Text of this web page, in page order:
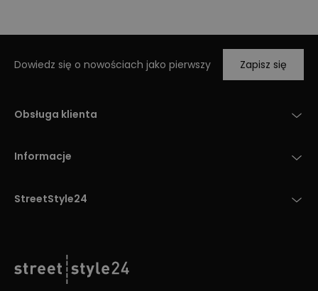
Dowiedz się o nowościach jako pierwszy Zapisz się
Obsługa klienta
Informacje
StreetStyle24